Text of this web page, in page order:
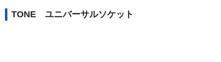
TONE ユニバーサルソケット